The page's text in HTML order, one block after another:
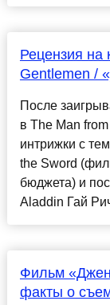
Рецензия
Gentlemen /
После
в The Man
интрижки с
the Sword
бюджета) и
Aladdin Гай
Фильм
факты о